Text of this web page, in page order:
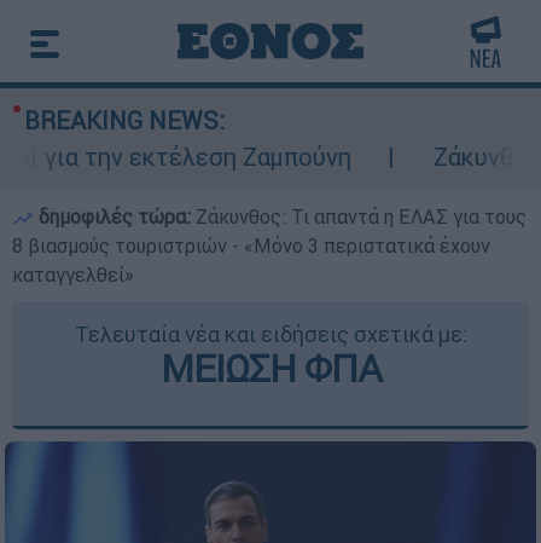
BREAKING NEWS:
Ζαμπούνη
Ζάκυνθος: Τι απαντά η
δημοφιλές τώρα: Ζάκυνθος: Τι απαντά η ΕΛΑΣ για τους
8 βιασμούς τουριστριών - «Μόνο 3 περιστατικά έχουν
καταγγελθεί»
Τελευταία νέα και ειδήσεις σχετικά με:
ΜΕΙΩΣΗ ΦΠΑ